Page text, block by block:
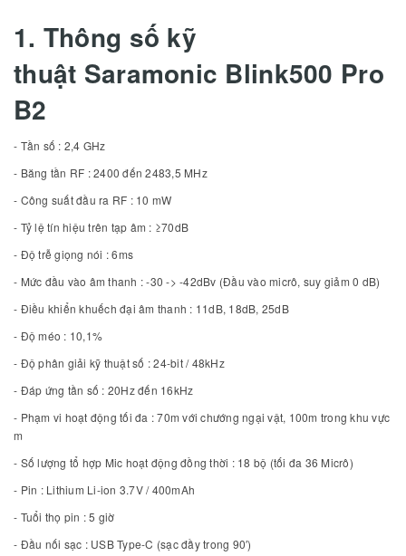
1. Thông số kỹ
thuật Saramonic Blink500 Pro
B2
- Tần số : 2,4 GHz
- Băng tần RF : 2400 đến 2483,5 MHz
- Công suất đầu ra RF : 10 mW
- Tỷ lệ tín hiệu trên tạp âm : ≥70dB
- Độ trễ giọng nói : 6ms
- Mức đầu vào âm thanh : -30 -> -42dBv (Đầu vào micrô, suy giảm 0 dB)
- Điều khiển khuếch đại âm thanh : 11dB, 18dB, 25dB
- Độ méo : 10,1%
- Độ phân giải kỹ thuật số : 24-bit / 48kHz
- Đáp ứng tần số : 20Hz đến 16kHz
- Phạm vi hoạt động tối đa : 70m với chướng ngại vật, 100m trong khu vực
m
- Số lượng tổ hợp Mic hoạt động đồng thời : 18 bộ (tối đa 36 Micrô)
- Pin : Lithium Li-ion 3.7V / 400mAh
- Tuổi thọ pin : 5 giờ
- Đầu nối sạc : USB Type-C (sạc đầy trong 90′)